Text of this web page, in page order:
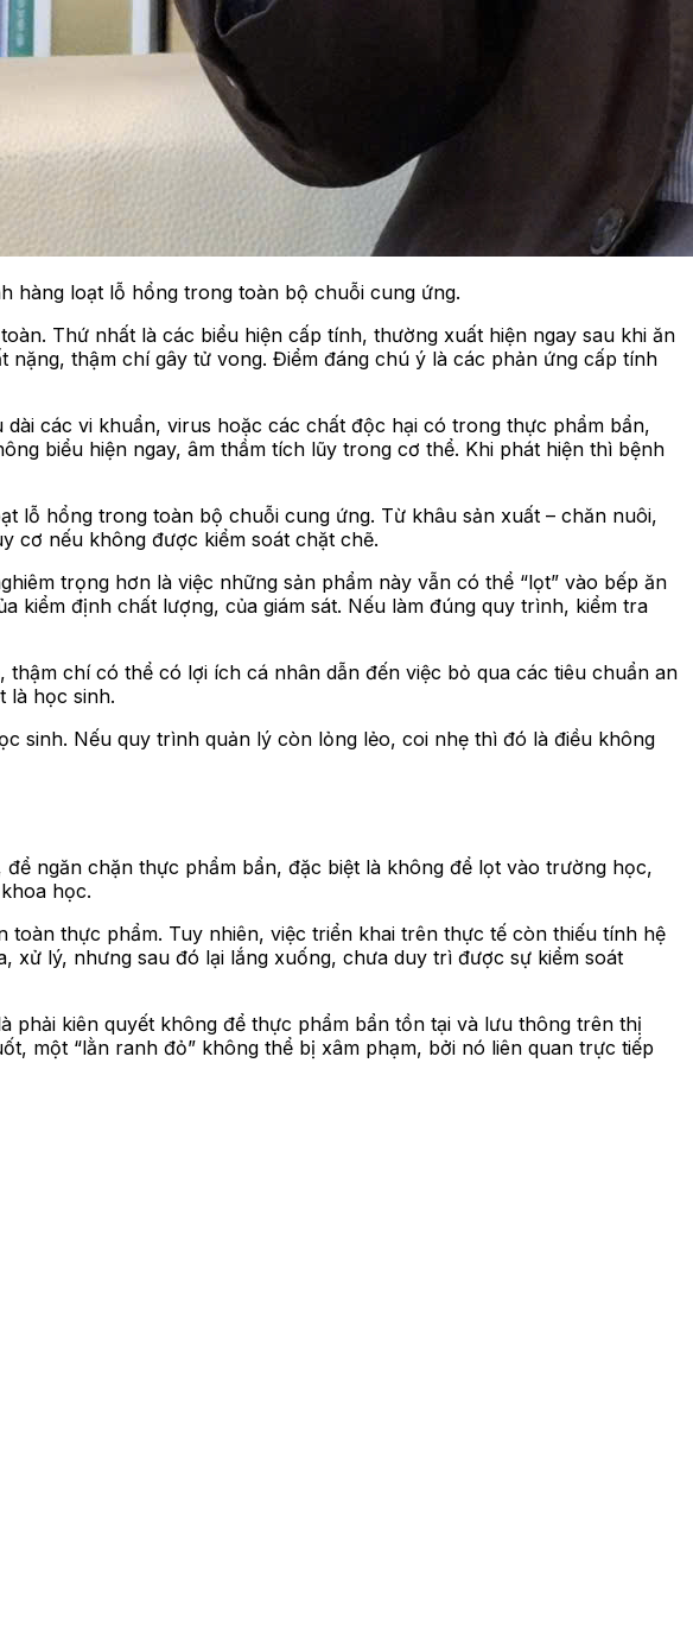
hàng loạt lỗ hổng trong toàn bộ chuỗi cung ứng.
Thứ nhất là các biểu hiện cấp tính, thường xuất hiện ngay sau khi ăn
thậm chí gây tử vong. Điểm đáng chú ý là các phản ứng cấp tính
các vi khuẩn, virus hoặc các chất độc hại có trong thực phẩm bẩn,
biểu hiện ngay, âm thầm tích lũy trong cơ thể. Khi phát hiện thì bệnh
lỗ hổng trong toàn bộ chuỗi cung ứng. Từ khâu sản xuất – chăn nuôi,
cơ nếu không được kiểm soát chặt chẽ.
trọng hơn là việc những sản phẩm này vẫn có thể “lọt” vào bếp ăn
kiểm định chất lượng, của giám sát. Nếu làm đúng quy trình, kiểm tra
chí có thể có lợi ích cá nhân dẫn đến việc bỏ qua các tiêu chuẩn an
là học sinh.
sinh. Nếu quy trình quản lý còn lỏng lẻo, coi nhẹ thì đó là điều không
ngăn chặn thực phẩm bẩn, đặc biệt là không để lọt vào trường học,
học.
thực phẩm. Tuy nhiên, việc triển khai trên thực tế còn thiếu tính hệ
xử lý, nhưng sau đó lại lắng xuống, chưa duy trì được sự kiểm soát
kiên quyết không để thực phẩm bẩn tồn tại và lưu thông trên thị
một “lằn ranh đỏ” không thể bị xâm phạm, bởi nó liên quan trực tiếp